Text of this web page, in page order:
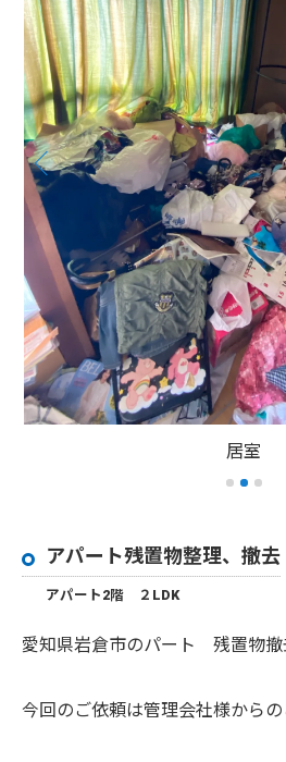
居室
アパート残置物整理、撤去
アパート2階 ２LDK
愛知県岩倉市のパート 残置物撤
今回のご依頼は管理会社様からの